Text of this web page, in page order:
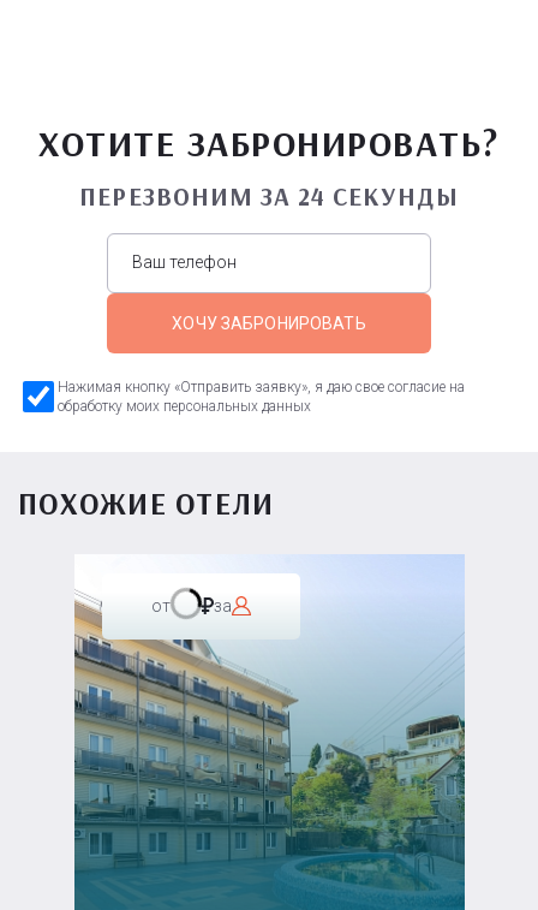
ХОТИТЕ ЗАБРОНИРОВАТЬ?
ПЕРЕЗВОНИМ ЗА 24 СЕКУНДЫ
ХОЧУ ЗАБРОНИРОВАТЬ
Нажимая кнопку «Отправить заявку», я даю свое согласие на
обработку моих персональных данных
ПОХОЖИЕ ОТЕЛИ
от за